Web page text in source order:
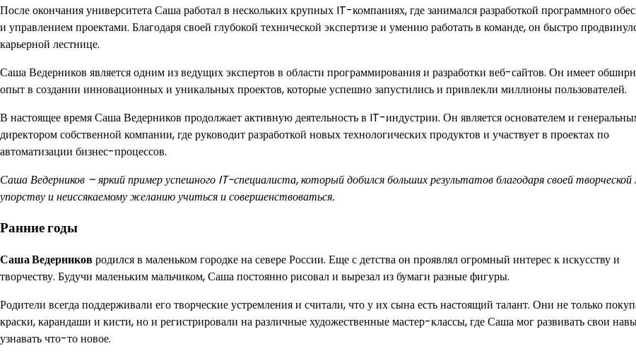
После окончания университета Саша работал в нескольких крупных IT-компаниях, где занимался разработкой программного
и управлением проектами. Благодаря своей глубокой технической экспертизе и умению работать в команде, он быстро
карьерной лестнице.
Саша Ведерников является одним из ведущих экспертов в области программирования и разработки веб-сайтов. Он имеет
опыт в создании инновационных и уникальных проектов, которые успешно запустились и привлекли миллионы пользователей.
В настоящее время Саша Ведерников продолжает активную деятельность в IT-индустрии. Он является основателем и
директором собственной компании, где руководит разработкой новых технологических продуктов и участвует в проектах по
автоматизации бизнес-процессов.
Саша Ведерников – яркий пример успешного IT-специалиста, который добился больших результатов благодаря своей
упорству и неиссякаемому желанию учиться и совершенствоваться.
Ранние годы
Саша Ведерниковродился в маленьком городке на севере России. Еще с детства он проявлял огромный интерес к искусству и
творчеству. Будучи маленьким мальчиком, Саша постоянно рисовал и вырезал из бумаги разные фигуры.
Родители всегда поддерживали его творческие устремления и считали, что у их сына есть настоящий талант. Они не только
краски, карандаши и кисти, но и регистрировали на различные художественные мастер-классы, где Саша мог развивать свои
узнавать что-то новое.